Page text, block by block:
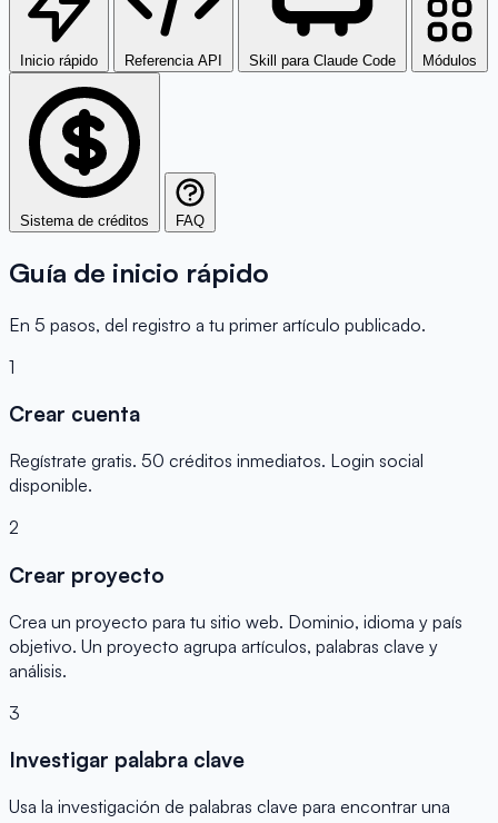
Inicio rápido Referencia API Skill para Claude Code Módulos
Sistema de créditos FAQ
Guía de inicio rápido
En 5 pasos, del registro a tu primer artículo publicado.
1
Crear cuenta
Regístrate gratis. 50 créditos inmediatos. Login social
disponible.
2
Crear proyecto
Crea un proyecto para tu sitio web. Dominio, idioma y país
objetivo. Un proyecto agrupa artículos, palabras clave y
análisis.
3
Investigar palabra clave
Usa la investigación de palabras clave para encontrar una